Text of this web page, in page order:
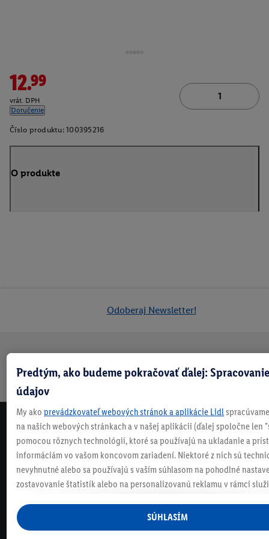
12.99
vrát. DPH
Doručenie
Číslo produktu: 100395216
O produkte
Odoberaj Newsletter!
zadarmo
nad 70 €¹
vrátenie
zadarmo
týždeň
NEWSLETTER
NEZMEŠKAJ NAŠE AKCIE!
ODOBERAJ NÁŠ NEWSLETTER
ČASTO KLADENÉ OTÁZKY
Predtým, ako budeme pokračovať ďalej:
údajov
My ako prevádzkovateľ webových stránok a aplikácie Lidl
na našich webových stránkach a v našej aplikácii (ďalej spoločne len
pomocou rôznych technológií, ktoré sa používajú na ukladanie a
informáciám vo vašom koncovom zariadení. Niektoré z nich sú
nevyhnutné alebo sa používajú s vaším súhlasom na pohodlné
zostavovanie štatistík alebo na personalizovanú reklamu v rámci
údaje z vášho nákupného správania v obchode.
Ak tu udelíte svoj súhlas na účely personalizovanej reklamy a
SÚHLASÍM